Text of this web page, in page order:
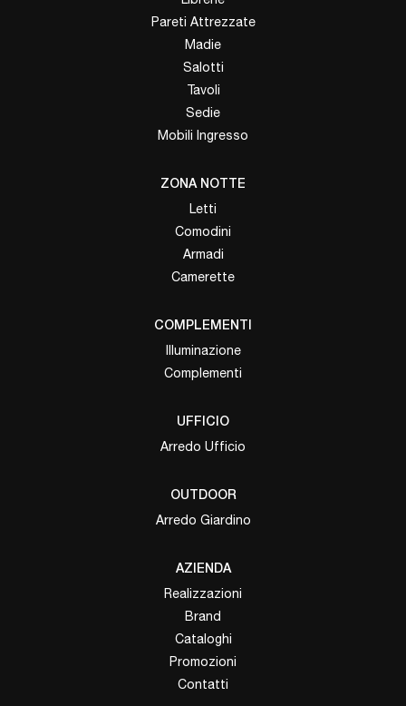
Pareti Attrezzate
Madie
Salotti
Tavoli
Sedie
Mobili Ingresso
ZONA NOTTE
Letti
Comodini
Armadi
Camerette
COMPLEMENTI
Illuminazione
Complementi
UFFICIO
Arredo Ufficio
OUTDOOR
Arredo Giardino
AZIENDA
Realizzazioni
Brand
Cataloghi
Promozioni
Contatti